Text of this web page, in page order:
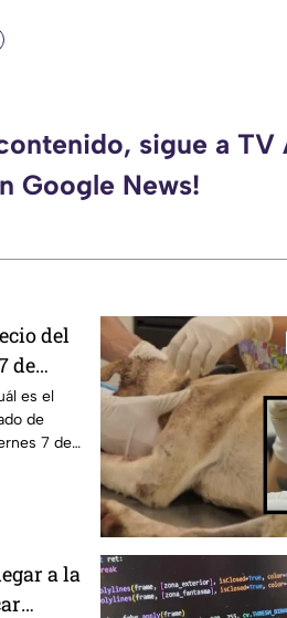
sigue a TV
Google News!
del
de
es el
de
7 de
a la